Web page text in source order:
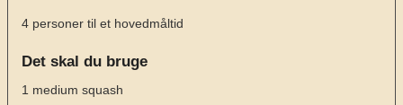
4 personer til et hovedmåltid
Det skal du bruge
1 medium squash